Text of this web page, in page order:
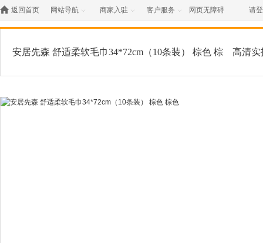
 返回首页 网站导航  商家入驻  客户服务  网页无障碍 请
安居先森 舒适柔软毛巾34*72cm（10条装） 棕色 棕 高清实